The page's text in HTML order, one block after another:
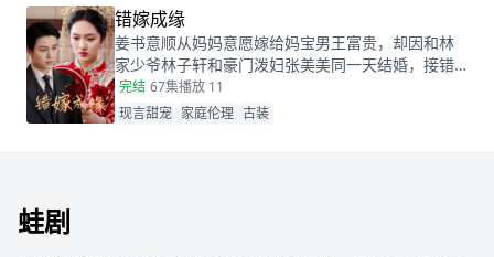
她凭借护身符和鸡汤味道发现真相。夏永长与江正
阳阻挠，夏雨薇救下父女，秦志苏醒，一家团圆，
夏永长悔悟，夏雨薇继承家业，与秦志重归于好。
错嫁成缘
姜书意顺从妈妈意愿嫁给妈宝男王富贵，却因和林
家少爷林子轩和豪门泼妇张美美同一天结婚，接错
了亲！而两对新人根本不知情...这场洞错房的闹剧会
如何收场？
完结 67集播放 11
现言甜宠 家庭伦理 古装
蛙剧